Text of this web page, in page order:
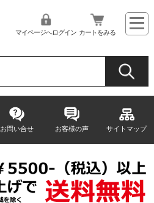
マイページへログイン カートをみる
お問い合せ お客様の声 サイトマップ